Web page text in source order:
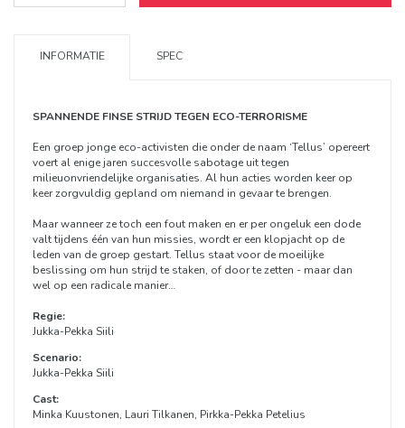
INFORMATIE SPEC
SPANNENDE FINSE STRIJD TEGEN ECO-TERRORISME
Een groep jonge eco-activisten die onder de naam ‘Tellus’ opereert
voert al enige jaren succesvolle sabotage uit tegen
milieuonvriendelijke organisaties. Al hun acties worden keer op
keer zorgvuldig gepland om niemand in gevaar te brengen.
Maar wanneer ze toch een fout maken en er per ongeluk een dode
valt tijdens één van hun missies, wordt er een klopjacht op de
leden van de groep gestart. Tellus staat voor de moeilijke
beslissing om hun strijd te staken, of door te zetten - maar dan
wel op een radicale manier…
Regie:
Jukka-Pekka Siili
Scenario:
Jukka-Pekka Siili
Cast:
Minka Kuustonen, Lauri Tilkanen, Pirkka-Pekka Petelius